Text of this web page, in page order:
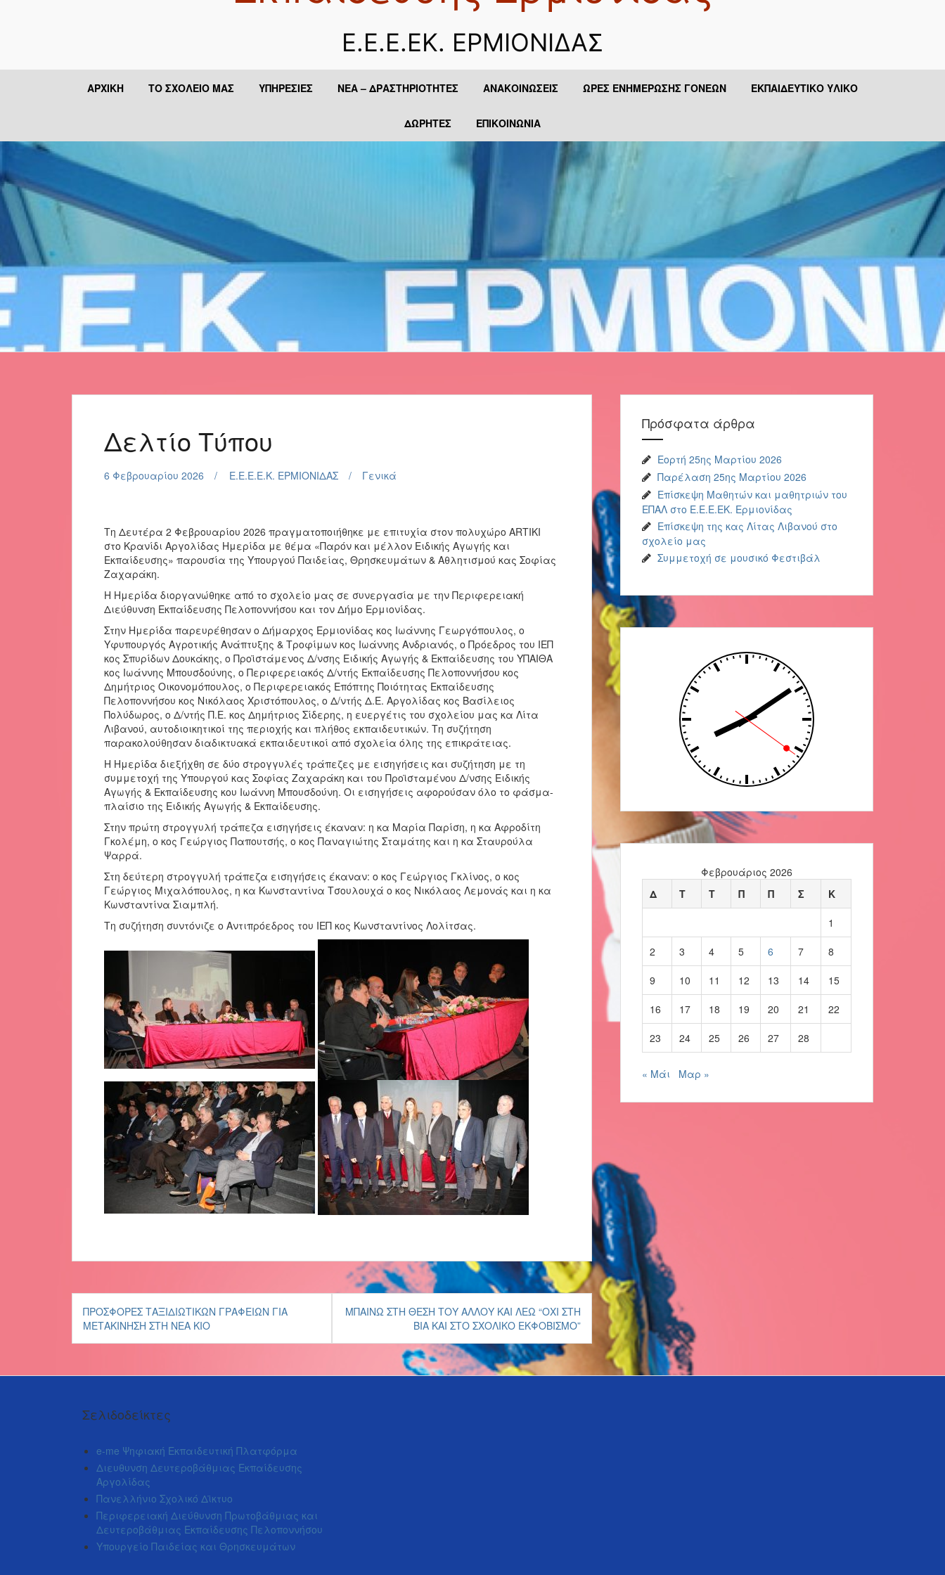
Ε.Ε.Ε.ΕΚ. ΕΡΜΙΟΝΙΔΑΣ
ΑΡΧΙΚΉ ΤΟ ΣΧΟΛΕΊΟ ΜΑΣ ΥΠΗΡΕΣΊΕΣ ΝΕΑ – ΔΡΑΣΤΗΡΙΟΤΗΤΕΣ ΑΝΑΚΟΙΝΏΣΕΙΣ ΏΡΕΣ ΕΝΗΜΈΡΩΣΗΣ ΓΟΝΈΩΝ ΕΚΠΑΙΔΕΥΤΙΚΌ ΥΛΙΚΌ
ΔΩΡΗΤΈΣ ΕΠΙΚΟΙΝΩΝΊΑ
Δελτίο Τύπου
6 Φεβρουαρίου 2026 Ε.Ε.Ε.Ε.Κ. ΕΡΜΙΟΝΙΔΑΣ Γενικά
Τη Δευτέρα 2 Φεβρουαρίου 2026 πραγματοποιήθηκε με επιτυχία στον πολυχώρο ΑRTIKI
στο Κρανίδι Αργολίδας Ημερίδα με θέμα «Παρόν και μέλλον Ειδικής Αγωγής και
Εκπαίδευσης» παρουσία της Υπουργού Παιδείας, Θρησκευμάτων & Αθλητισμού κας Σοφίας
Ζαχαράκη.
Η Ημερίδα διοργανώθηκε από το σχολείο μας σε συνεργασία με την Περιφερειακή
Διεύθυνση Εκπαίδευσης Πελοποννήσου και τον Δήμο Ερμιονίδας.
Στην Ημερίδα παρευρέθησαν ο Δήμαρχος Ερμιονίδας κος Ιωάννης Γεωργόπουλος, ο
Υφυπουργός Αγροτικής Ανάπτυξης & Τροφίμων κος Ιωάννης Ανδριανός, ο Πρόεδρος του ΙΕΠ
κος Σπυρίδων Δουκάκης, ο Προϊστάμενος Δ/νσης Ειδικής Αγωγής & Εκπαίδευσης του ΥΠΑΙΘΑ
κος Ιωάννης Μπουσδούνης, ο Περιφερειακός Δ/ντής Εκπαίδευσης Πελοποννήσου κος
Δημήτριος Οικονομόπουλος, ο Περιφερειακός Επόπτης Ποιότητας Εκπαίδευσης
Πελοποννήσου κος Νικόλαος Χριστόπουλος, ο Δ/ντής Δ.Ε. Αργολίδας κος Βασίλειος
Πολύδωρος, ο Δ/ντής Π.Ε. κος Δημήτριος Σίδερης, η ευεργέτις του σχολείου μας κα Λίτα
Λιβανού, αυτοδιοικητικοί της περιοχής και πλήθος εκπαιδευτικών. Τη συζήτηση
παρακολούθησαν διαδικτυακά εκπαιδευτικοί από σχολεία όλης της επικράτειας.
Η Ημερίδα διεξήχθη σε δύο στρογγυλές τράπεζες με εισηγήσεις και συζήτηση με τη
συμμετοχή της Υπουργού κας Σοφίας Ζαχαράκη και του Προϊσταμένου Δ/νσης Ειδικής
Αγωγής & Εκπαίδευσης κου Ιωάννη Μπουσδούνη. Οι εισηγήσεις αφορούσαν όλο το φάσμα-
πλαίσιο της Ειδικής Αγωγής & Εκπαίδευσης.
Στην πρώτη στρογγυλή τράπεζα εισηγήσεις έκαναν: η κα Μαρία Παρίση, η κα Αφροδίτη
Γκολέμη, ο κος Γεώργιος Παπουτσής, ο κος Παναγιώτης Σταμάτης και η κα Σταυρούλα
Ψαρρά.
Στη δεύτερη στρογγυλή τράπεζα εισηγήσεις έκαναν: ο κος Γεώργιος Γκλίνος, ο κος
Γεώργιος Μιχαλόπουλος, η κα Κωνσταντίνα Τσουλουχά ο κος Νικόλαος Λεμονάς και η κα
Κωνσταντίνα Σιαμπλή.
Τη συζήτηση συντόνιζε ο Αντιπρόεδρος του ΙΕΠ κος Κωνσταντίνος Λολίτσας.
Πλοήγηση
άρθρων
ΠΡΟΣΦΟΡΈΣ ΤΑΞΙΔΙΩΤΙΚΏΝ ΓΡΑΦΕΊΩΝ ΓΙΑ
ΜΕΤΑΚΊΝΗΣΗ ΣΤΗ ΝΈΑ ΚΊΟ
ΜΠΑΊΝΩ ΣΤΗ ΘΈΣΗ ΤΟΥ ΆΛΛΟΥ ΚΑΙ ΛΈΩ “ΌΧΙ ΣΤΗ
ΒΊΑ ΚΑΙ ΣΤΟ ΣΧΟΛΙΚΌ ΕΚΦΟΒΙΣΜΌ”
Πρόσφατα άρθρα
Εορτή 25ης Μαρτίου 2026
Παρέλαση 25ης Μαρτίου 2026
Επίσκεψη Μαθητών και μαθητριών του
ΕΠΑΛ στο Ε.Ε.Ε.ΕΚ. Ερμιονίδας
Επίσκεψη της κας Λίτας Λιβανού στο
σχολείο μας
Συμμετοχή σε μουσικό Φεστιβάλ
Φεβρουάριος 2026
Δ
Τ Τ Π Π Σ Κ
1
2 3 4 5 6 7 8
9 10 11 12 13 14 15
16 17 18 19 20 21 22
23 24 25 26 27 28
« Μάι Μαρ »
Σελιδοδείκτες
e-me Ψηφιακή Εκπαιδευτική Πλατφόρμα
Διευθυνση Δευτεροβάθμιας Εκπαίδευσης
Αργολίδας
Πανελλήνιο Σχολικό Δϊκτυο
Περιφερειακή Διεύθυνση Πρωτοβάθμιας και
Δευτεροβάθμιας Εκπαίδευσης Πελοποννήσου
Υπουργείο Παιδείας και Θρησκευμάτων